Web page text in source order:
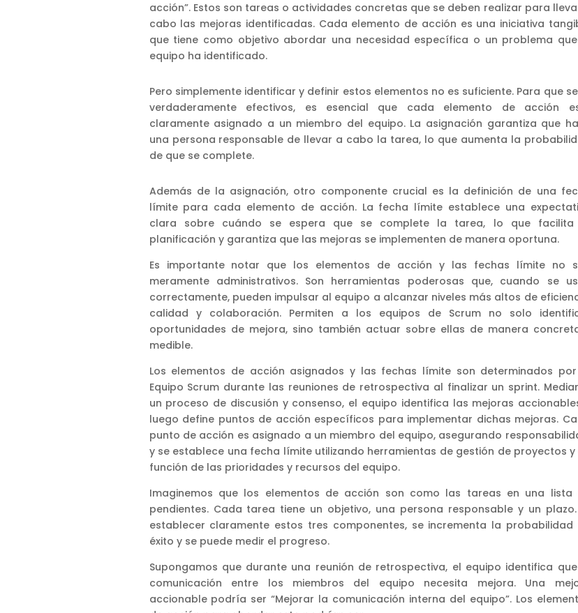
acción”. Estos son tareas o actividades concretas que se deben realizar para
cabo las mejoras identificadas. Cada elemento de acción es una iniciativa
que tiene como objetivo abordar una necesidad específica o un problema
equipo ha identificado.
Pero simplemente identificar y definir estos elementos no es suficiente. Para que
verdaderamente efectivos, es esencial que cada elemento de acción
claramente asignado a un miembro del equipo. La asignación garantiza que
una persona responsable de llevar a cabo la tarea, lo que aumenta la
de que se complete.
Además de la asignación, otro componente crucial es la definición de una
límite para cada elemento de acción. La fecha límite establece una
clara sobre cuándo se espera que se complete la tarea, lo que
planificación y garantiza que las mejoras se implementen de manera oportuna.
Es importante notar que los elementos de acción y las fechas límite no
meramente administrativos. Son herramientas poderosas que, cuando se
correctamente, pueden impulsar al equipo a alcanzar niveles más altos de
calidad y colaboración. Permiten a los equipos de Scrum no solo
oportunidades de mejora, sino también actuar sobre ellas de manera
medible.
Los elementos de acción asignados y las fechas límite son determinados
Equipo Scrum durante las reuniones de retrospectiva al finalizar un sprint.
un proceso de discusión y consenso, el equipo identifica las mejoras
luego define puntos de acción específicos para implementar dichas mejoras.
punto de acción es asignado a un miembro del equipo, asegurando
y se establece una fecha límite utilizando herramientas de gestión de proyectos y
función de las prioridades y recursos del equipo.
Imaginemos que los elementos de acción son como las tareas en una lista
pendientes. Cada tarea tiene un objetivo, una persona responsable y un
establecer claramente estos tres componentes, se incrementa la probabilidad
éxito y se puede medir el progreso.
Supongamos que durante una reunión de retrospectiva, el equipo identifica
comunicación entre los miembros del equipo necesita mejora. Una
accionable podría ser “Mejorar la comunicación interna del equipo”. Los